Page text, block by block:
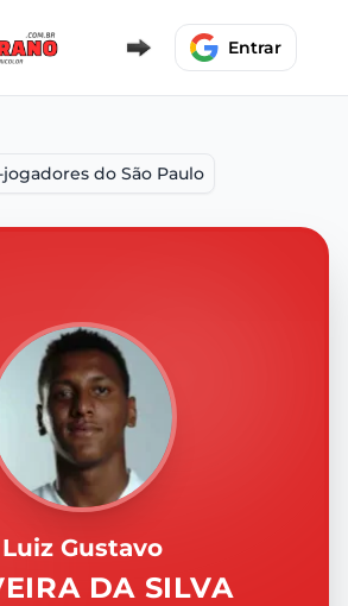
Entrar
jogadores do São Paulo
Luiz Gustavo
DA SILVA